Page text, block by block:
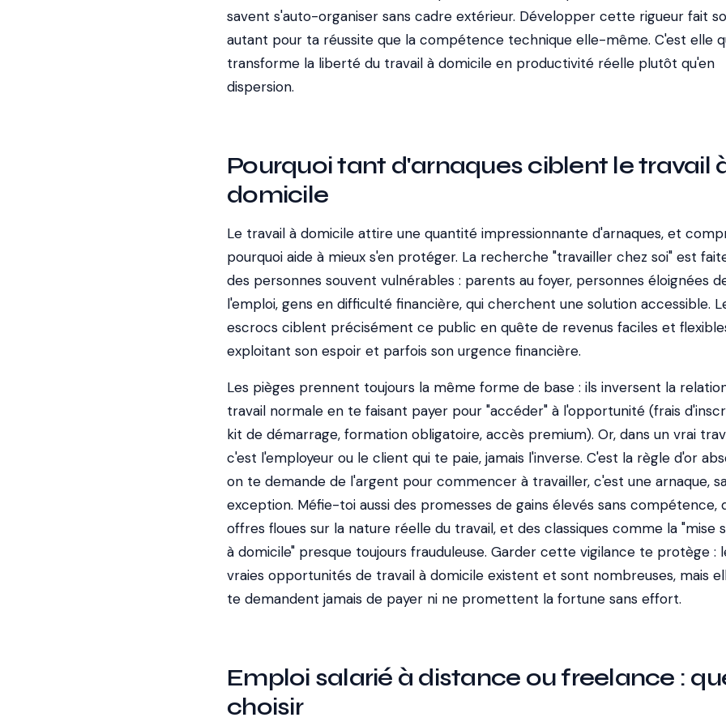
savent s'auto-organiser sans cadre extérieur. Développer cette rigueur fait
autant pour ta réussite que la compétence technique elle-même. C'est elle
transforme la liberté du travail à domicile en productivité réelle plutôt qu'en
dispersion.
Pourquoi tant d'arnaques ciblent le travail
domicile
Le travail à domicile attire une quantité impressionnante d'arnaques, et
pourquoi aide à mieux s'en protéger. La recherche "travailler chez soi" est
des personnes souvent vulnérables : parents au foyer, personnes éloignées
l'emploi, gens en difficulté financière, qui cherchent une solution accessible.
escrocs ciblent précisément ce public en quête de revenus faciles et
exploitant son espoir et parfois son urgence financière.
Les pièges prennent toujours la même forme de base : ils inversent la
travail normale en te faisant payer pour "accéder" à l'opportunité (frais
kit de démarrage, formation obligatoire, accès premium). Or, dans un vrai
c'est l'employeur ou le client qui te paie, jamais l'inverse. C'est la règle d'or
on te demande de l'argent pour commencer à travailler, c'est une arnaque,
exception. Méfie-toi aussi des promesses de gains élevés sans compétence,
offres floues sur la nature réelle du travail, et des classiques comme la "mise
à domicile" presque toujours frauduleuse. Garder cette vigilance te protège :
vraies opportunités de travail à domicile existent et sont nombreuses, mais
te demandent jamais de payer ni ne promettent la fortune sans effort.
Emploi salarié à distance ou freelance :
choisir